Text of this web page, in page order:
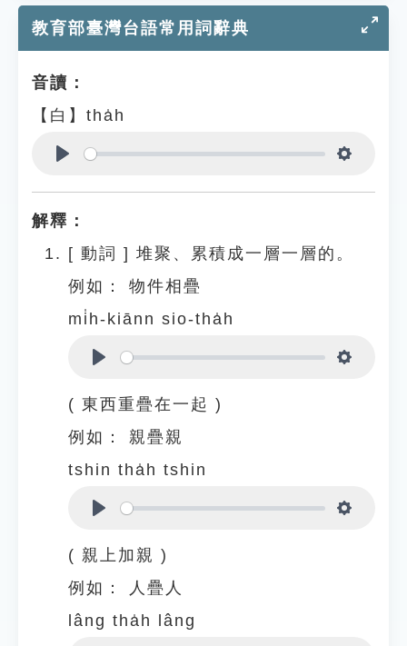
教育部臺灣台語常用詞辭典
音讀：
【白】tha̍h
解釋：
[ 動詞 ] 堆聚、累積成一層一層的。
例如：
物件相疊
mi̍h-kiānn sio-tha̍h
( 東西重疊在一起 )
例如：
親疊親
tshin tha̍h tshin
( 親上加親 )
例如：
人疊人
lâng tha̍h lâng